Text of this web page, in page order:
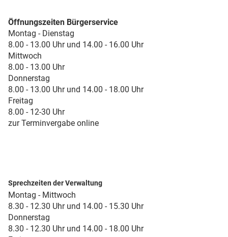
Öffnungszeiten Bürgerservice
Montag - Dienstag
8.00 - 13.00 Uhr und 14.00 - 16.00 Uhr
Mittwoch
8.00 - 13.00 Uhr
Donnerstag
8.00 - 13.00 Uhr und 14.00 - 18.00 Uhr
Freitag
8.00 - 12-30 Uhr
zur Terminvergabe online
Sprechzeiten der Verwaltung
Montag - Mittwoch
8.30 - 12.30 Uhr und 14.00 - 15.30 Uhr
Donnerstag
8.30 - 12.30 Uhr und 14.00 - 18.00 Uhr